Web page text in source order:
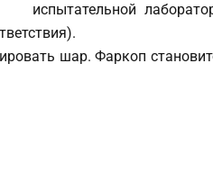
испытательной
шар. Фаркоп